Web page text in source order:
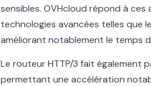
sensibles. OVHcloud répond à
technologies avancées telles que
améliorant notablement le temps
Le routeur HTTP/3 fait également
permettant une accélération